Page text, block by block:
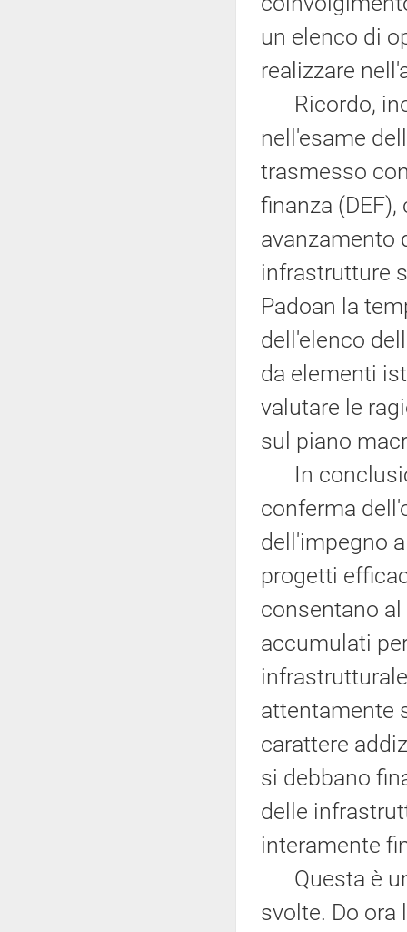
un elenco di
realizzare
Ricordo,
nell'esame
trasmesso
finanza
avanzamento
infrastrutture
Padoan la
dell'elenco
da elementi
valutare le
sul piano
In
conferma
dell'impegno
progetti
consentano
accumulati
attentamente
carattere
si debbano
delle
interamente
Questa è un
svolte. Do ora